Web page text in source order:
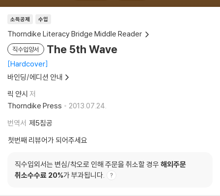
소득공제 수입
Thorndike Literacy Bridge Middle Reader
직수입양서 The 5th Wave
Hardcover
바인딩/에디션 안내
릭 얀시 저
Thorndike Press
2013.07.24.
번역서 제5침공
첫번째 리뷰어가 되어주세요
직수입외서는 변심/착오로 인해 주문을 취소할 경우 해외주문
취소수수료 20%가 부과됩니다.